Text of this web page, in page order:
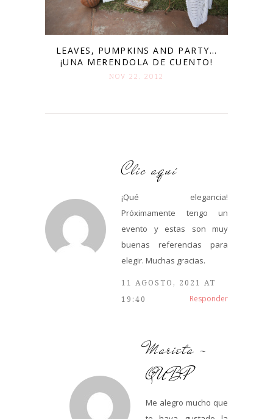
LEAVES, PUMPKINS AND PARTY…
¡UNA MERENDOLA DE CUENTO!
NOV 22. 2012
Clic aquí
¡Qué elegancia!
Próximamente tengo un
evento y estas son muy
buenas referencias para
elegir. Muchas gracias.
11 AGOSTO, 2021 AT
19:40
Responder
Marieta -
QUBP
Me alegro mucho que